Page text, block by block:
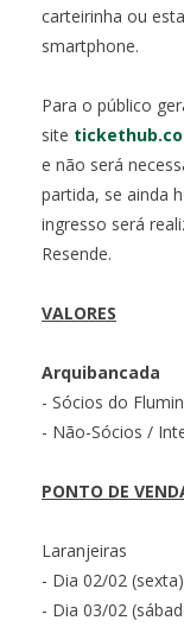
carteirinha ou
smartphone.
Para o público
site
e não será
partida, se ainda
ingresso será
Resende.
VALORES
Arquibancada
- Sócios do
- Não-Sócios /
PONTO DE
Laranjeiras
- Dia 02/02
- Dia 03/02